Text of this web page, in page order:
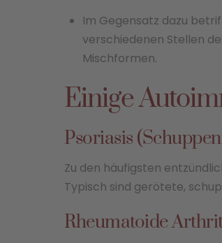
Im Gegensatz dazu
verschiedenen Stellen
Mischformen.
Einige
Psoriasis
Zu den häufigsten
Typisch sind gerötete,
Rheumatoide